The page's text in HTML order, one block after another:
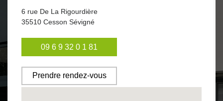
6 rue De La Rigourdière
35510 Cesson Sévigné
09 6 9 32 0 1 81
Prendre rendez-vous